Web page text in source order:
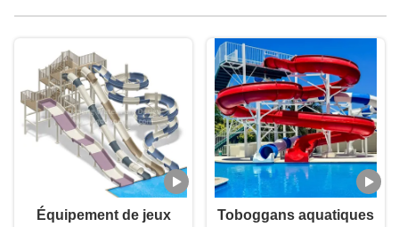
Équipement de jeux
Toboggans aquatiques